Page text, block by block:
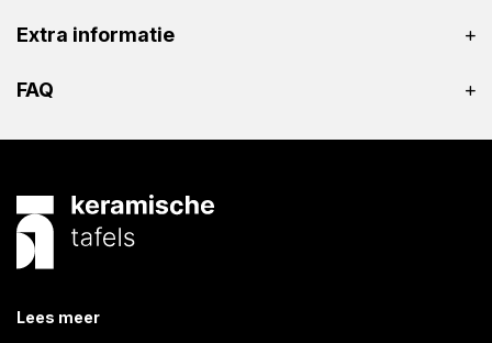
Extra informatie
FAQ
Lees meer